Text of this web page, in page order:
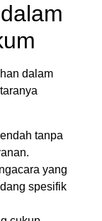
dalam
tanpa
yang
spesifik